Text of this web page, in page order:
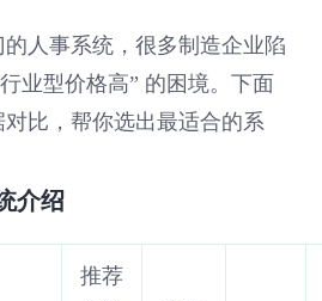
人事系统，很多制造企业陷
业型价格高” 的困境。下面
比，帮你选出最适合的系
介绍
推荐